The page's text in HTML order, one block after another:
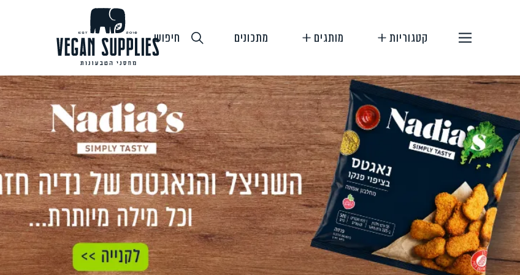
קטגוריות מותגים מתכונים חיפוש
תחליפי בשר תחליפי ביצה גבינות טבעוניות טופו